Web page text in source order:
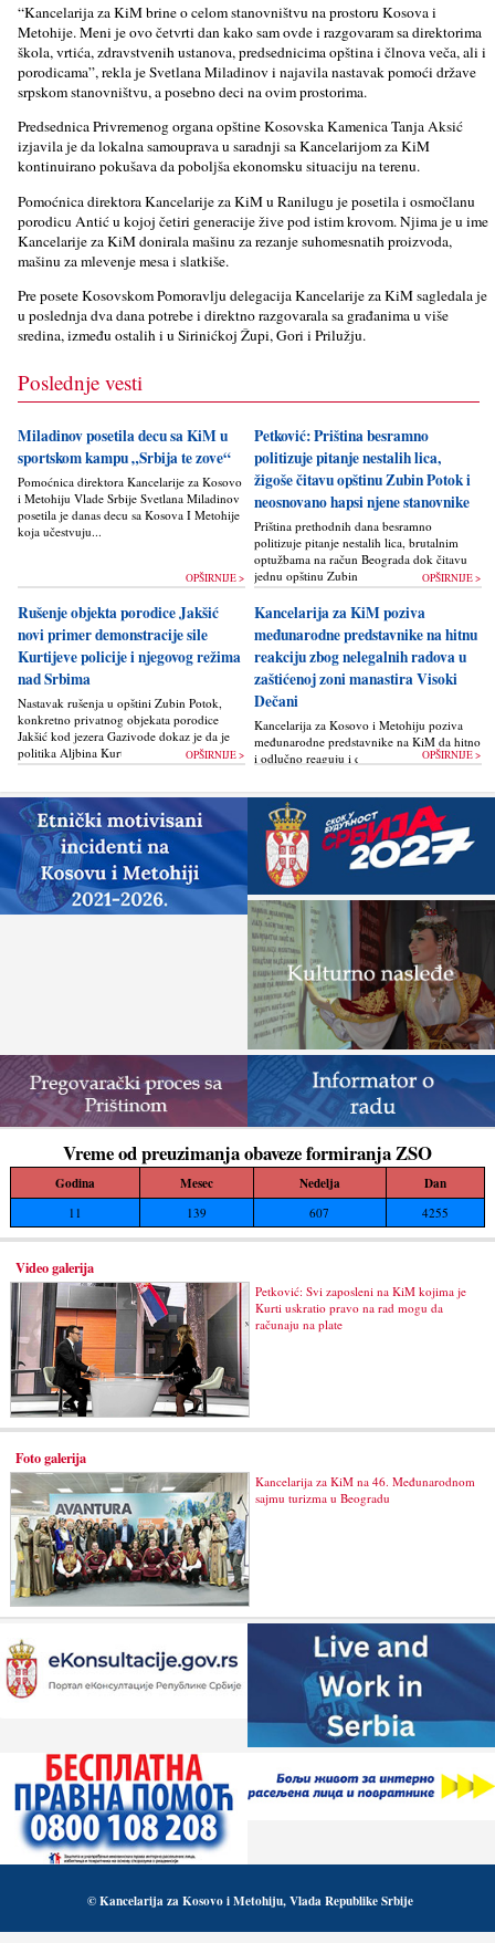
“Kancelarija za KiM brine o celom stanovništvu na prostoru Kosova i
Metohije. Meni je ovo četvrti dan kako sam ovde i razgovaram sa direktorima
škola, vrtića, zdravstvenih ustanova, predsednicima opština i člnova veča, ali i
porodicama”, rekla je Svetlana Miladinov i najavila nastavak pomoći države
srpskom stanovništvu, a posebno deci na ovim prostorima.
Predsednica Privremenog organa opštine Kosovska Kamenica Tanja Aksić
izjavila je da lokalna samouprava u saradnji sa Kancelarijom za KiM
kontinuirano pokušava da pobolјša ekonomsku situaciju na terenu.
Pomoćnica direktora Kancelarije za KiM u Ranilugu je posetila i osmočlanu
porodicu Antić u kojoj četiri generacije žive pod istim krovom. Nјima je u ime
Kancelarije za KiM donirala mašinu za rezanje suhomesnatih proizvoda,
mašinu za mlevenje mesa i slatkiše.
Pre posete Kosovskom Pomoravlјu delegacija Kancelarije za KiM sagledala je
u poslednja dva dana potrebe i direktno razgovarala sa građanima u više
sredina, između ostalih i u Sirinićkoj Župi, Gori i Prilužju.
Poslednje vesti
Miladinov posetila decu sa KiM u
sportskom kampu „Srbija te zove“
Pomoćnica direktora Kancelarije za Kosovo
i Metohiju Vlade Srbije Svetlana Miladinov
posetila je danas decu sa Kosova I Metohije
koja učestvuju...
OPŠIRNIJE >
Petković: Priština besramno
politizuje pitanje nestalih lica,
žigoše čitavu opštinu Zubin Potok i
neosnovano hapsi njene stanovnike
Priština prethodnih dana besramno
politizuje pitanje nestalih lica, brutalnim
optužbama na račun Beograda dok čitavu
jednu opštinu Zubin Potok žigoše...OPŠIRNIJE >
Rušenje objekta porodice Jakšić
novi primer demonstracije sile
Kurtijeve policije i njegovog režima
nad Srbima
Nastavak rušenja u opštini Zubin Potok,
konkretno privatnog objekata porodice
Jakšić kod jezera Gazivode dokaz je da je
politika Alјbina Kurtija...
OPŠIRNIJE >
Kancelarija za KiM poziva
međunarodne predstavnike na hitnu
reakciju zbog nelegalnih radova u
zaštićenoj zoni manastira Visoki
Dečani
Kancelarija za Kosovo i Metohiju poziva
međunarodne predstavnike na KiM da hitno
i odlučno reaguju i da bez odlaganja
građevinskih...
OPŠIRNIJE >
Vreme od preuzimanja obaveze formiranja ZSO
Godina Mesec Nedelja Dan
11 139 607 4255
Video galerija
Petković: Svi zaposleni na KiM kojima je
Kurti uskratio pravo na rad mogu da
računaju na plate
Foto galerija
Kancelarija za KiM na 46. Međunarodnom
sajmu turizma u Beogradu
© Kancelarija za Kosovo i Metohiju, Vlada Republike Srbije